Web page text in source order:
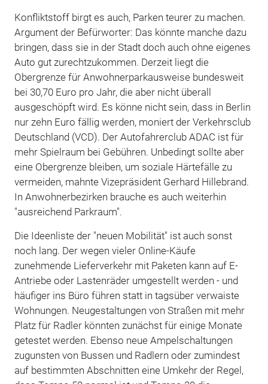
Konfliktstoff birgt es auch, Parken teurer zu machen.
Argument der Befürworter: Das könnte manche dazu
bringen, dass sie in der Stadt doch auch ohne eigenes
Auto gut zurechtzukommen. Derzeit liegt die
Obergrenze für Anwohnerparkausweise bundesweit
bei 30,70 Euro pro Jahr, die aber nicht überall
ausgeschöpft wird. Es könne nicht sein, dass in Berlin
nur zehn Euro fällig werden, moniert der Verkehrsclub
Deutschland (VCD). Der Autofahrerclub ADAC ist für
mehr Spielraum bei Gebühren. Unbedingt sollte aber
eine Obergrenze bleiben, um soziale Härtefälle zu
vermeiden, mahnte Vizepräsident Gerhard Hillebrand.
In Anwohnerbezirken brauche es auch weiterhin
"ausreichend Parkraum".
Die Ideenliste der "neuen Mobilität" ist auch sonst
noch lang. Der wegen vieler Online-Käufe
zunehmende Lieferverkehr mit Paketen kann auf E-
Antriebe oder Lastenräder umgestellt werden - und
häufiger ins Büro führen statt in tagsüber verwaiste
Wohnungen. Neugestaltungen von Straßen mit mehr
Platz für Radler könnten zunächst für einige Monate
getestet werden. Ebenso neue Ampelschaltungen
zugunsten von Bussen und Radlern oder zumindest
auf bestimmten Abschnitten eine Umkehr der Regel,